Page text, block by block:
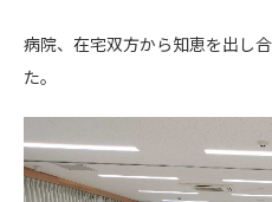
病院、在宅双方から知恵を出し
た。